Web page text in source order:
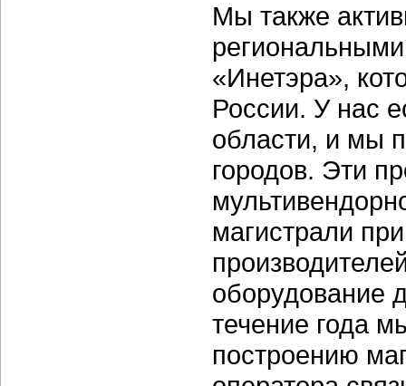
Мы также
«Инетэра»,
России. У нас
области, и мы
городов. Эти
магистрали
оборудование
течение года
построению